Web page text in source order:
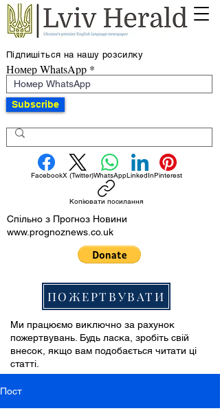
Підпишіться на нашу розсилку
Номер WhatsApp
Subscribe
FacebookX (Twitter)WhatsAppLinkedInPinterest
Копіювати посилання
Спільно з Прогноз Новини
www.prognoznews.co.uk
ПОЖЕРТВУВАТИ
Ми працюємо виключно за рахунок
пожертвувань. Будь ласка, зробіть свій
внесок, якщо вам подобається читати ці
статті.
Пост